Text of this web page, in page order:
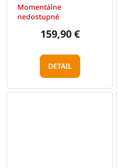
Momentálne
nedostupné
159,90 €
DETAIL